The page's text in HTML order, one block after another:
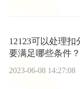
12123可以处理
要满足哪些条件？
2023-06-08 14:27:08